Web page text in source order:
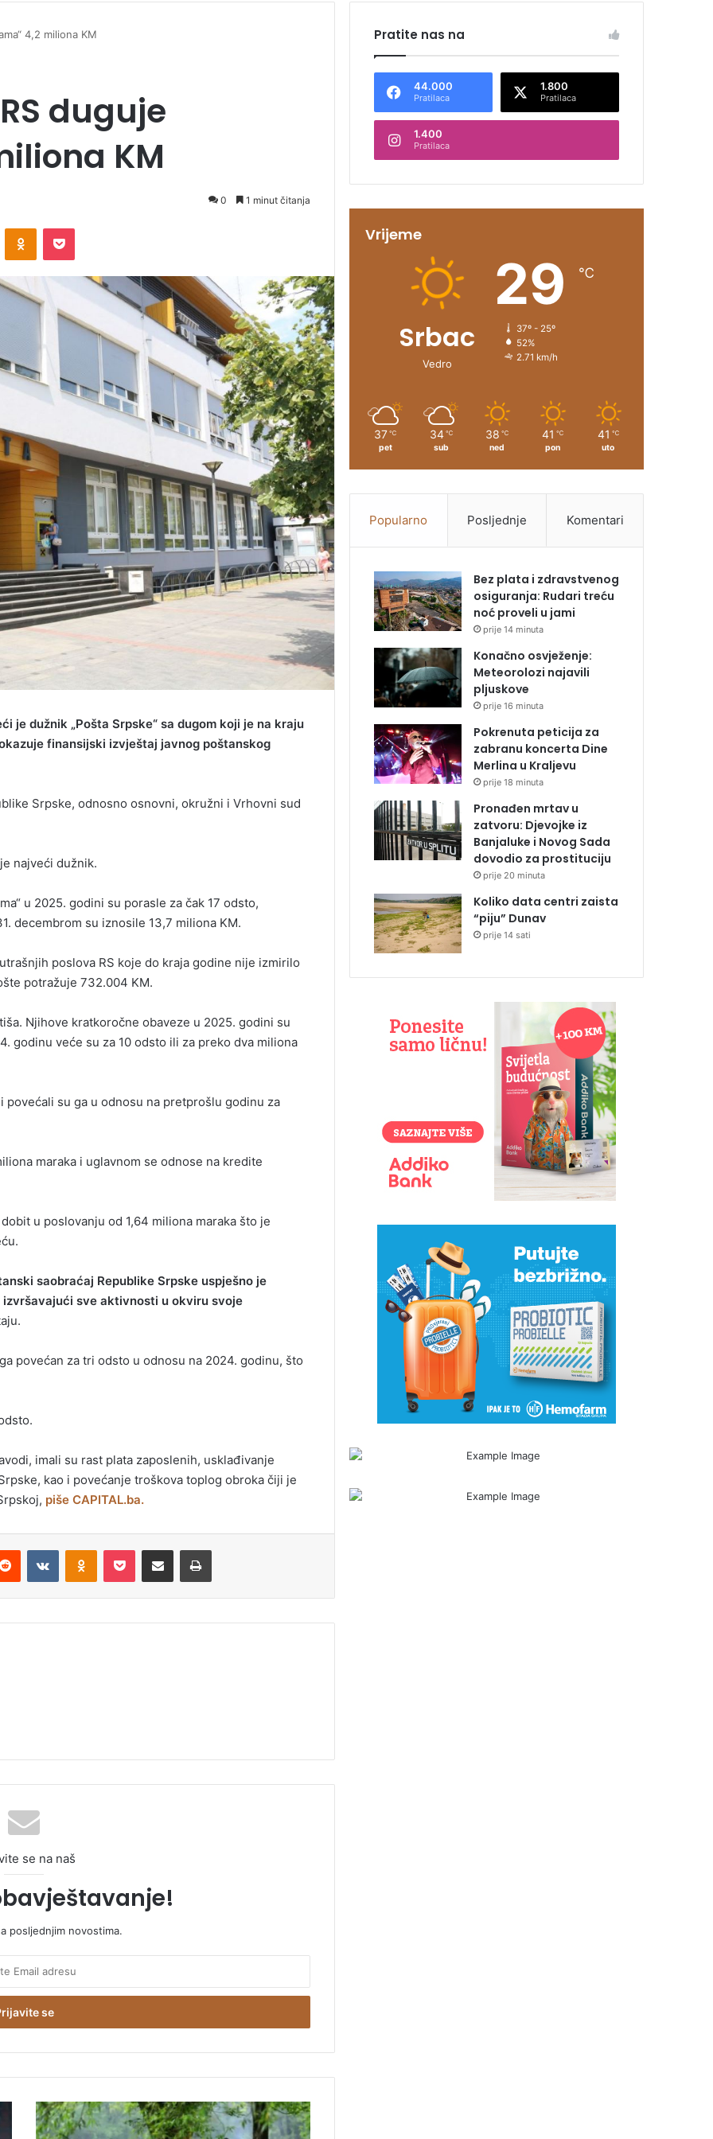
4,2 miliona KM
duguje
KM
0 1 minut čitanja
je dužnik „Pošta Srpske“ sa dugom koji je na kraju
finansijski izvještaj javnog poštanskog
Srpske, odnosno osnovni, okružni i Vrhovni sud
najveći dužnik.
u 2025. godini su porasle za čak 17 odsto,
decembrom su iznosile 13,7 miliona KM.
poslova RS koje do kraja godine nije izmirilo
potražuje 732.004 KM.
Njihove kratkoročne obaveze u 2025. godini su
godinu veće su za 10 odsto ili za preko dva miliona
su ga u odnosu na pretprošlu godinu za
maraka i uglavnom se odnose na kredite
u poslovanju od 1,64 miliona maraka što je
saobraćaj Republike Srpske uspješno je
sve aktivnosti u okviru svoje
povećan za tri odsto u odnosu na 2024. godinu, što
imali su rast plata zaposlenih, usklađivanje
kao i povećanje troškova toplog obroka čiji je
piše CAPITAL.ba.
se na naš
posljednjim novostima.
K
a
Pratite nas na
44.000
Pratilaca
1.800
Pratilaca
1.400
Pratilaca
Vrijeme
Srbac
Vedro
29 ℃
37º - 25º
52%
2.71 km/h
37 ℃
pet
34 ℃
sub
38 ℃
ned
41 ℃
pon
41 ℃
uto
Popularno Posljednje Komentari
Bez plata i zdravstvenog
osiguranja: Rudari treću
noć proveli u jami
prije 14 minuta
Konačno osvježenje:
Meteorolozi najavili
pljuskove
prije 16 minuta
Pokrenuta peticija za
zabranu koncerta Dine
Merlina u Kraljevu
prije 18 minuta
Pronađen mrtav u
zatvoru: Djevojke iz
Banjaluke i Novog Sada
dovodio za prostituciju
prije 20 minuta
Koliko data centri zaista
“piju” Dunav
prije 14 sati